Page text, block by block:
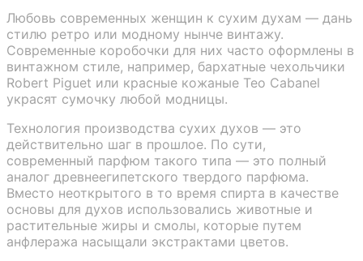
Любовь современных женщин к сухим духам — дань
стилю ретро или модному нынче винтажу.
Современные коробочки для них часто оформлены в
винтажном стиле, например, бархатные чехольчики
Robert Piguet или красные кожаные Teo Cabanel
украсят сумочку любой модницы.
Технология производства сухих духов — это
действительно шаг в прошлое. По сути,
современный парфюм такого типа — это полный
аналог древнеегипетского твердого парфюма.
Вместо неоткрытого в то время спирта в качестве
основы для духов использовались животные и
растительные жиры и смолы, которые путем
анфлеража насыщали экстрактами цветов.